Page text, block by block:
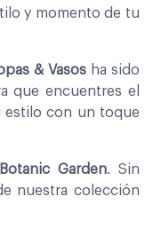
y momento de tu
& Vasos ha sido
que encuentres el
estilo con un toque
Garden. Sin
nuestra colección